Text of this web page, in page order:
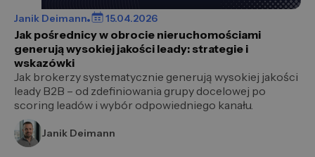
Janik Deimann 15.04.2026
Jak pośrednicy w obrocie nieruchomościami
generują wysokiej jakości leady: strategie i
wskazówki
Jak brokerzy systematycznie generują wysokiej jakości
leady B2B – od zdefiniowania grupy docelowej po
scoring leadów i wybór odpowiedniego kanału.
Janik Deimann